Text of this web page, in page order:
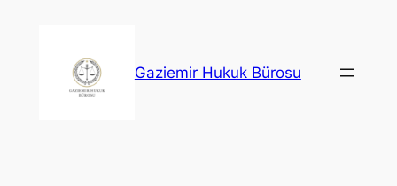
Gaziemir Hukuk Bürosu